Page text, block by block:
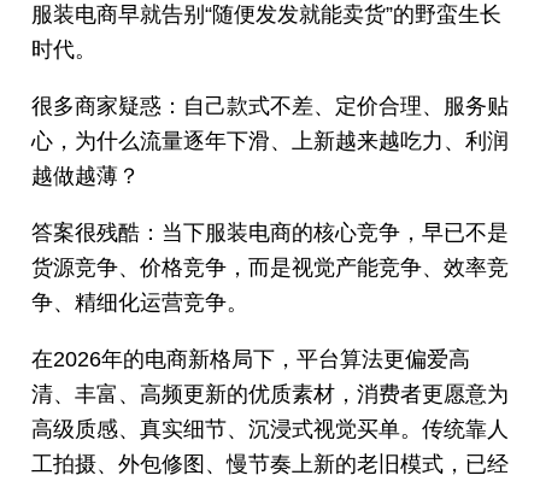
服装电商早就告别“随便发发就能卖货”的野蛮生长
时代。
很多商家疑惑：自己款式不差、定价合理、服务贴
心，为什么流量逐年下滑、上新越来越吃力、利润
越做越薄？
答案很残酷：当下服装电商的核心竞争，早已不是
货源竞争、价格竞争，而是视觉产能竞争、效率竞
争、精细化运营竞争。
在2026年的电商新格局下，平台算法更偏爱高
清、丰富、高频更新的优质素材，消费者更愿意为
高级质感、真实细节、沉浸式视觉买单。传统靠人
工拍摄、外包修图、慢节奏上新的老旧模式，已经